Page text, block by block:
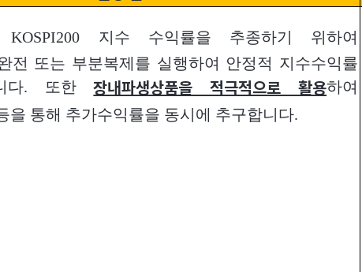
지수 수익률을 추종하기 위하여
전 또는 부분복제를 실행하여 안정적 지수수익률
다. 또한장내파생상품을 적극적으로 활용하여
을 통해 추가수익률을 동시에 추구합니다.